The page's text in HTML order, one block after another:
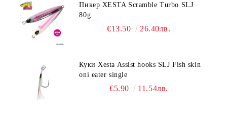
Пикер XESTA Scramble Turbo SLJ
80g.
€13.50 26.40лв.
Куки Xesta Assist hooks SLJ Fish skin
oni eater single
€5.90 11.54лв.